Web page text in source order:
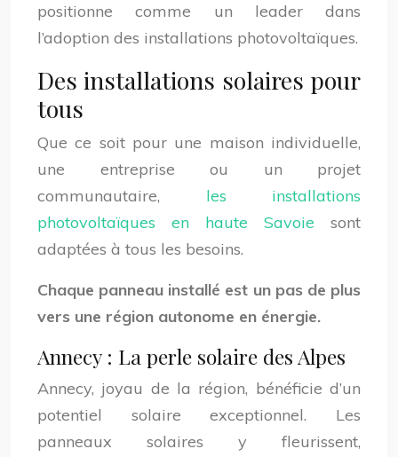
positionne comme un leader dans
l’adoption des installations photovoltaïques.
Des installations solaires pour
tous
Que ce soit pour une maison individuelle,
une entreprise ou un projet
communautaire, les installations
photovoltaïques en haute Savoie sont
adaptées à tous les besoins.
Chaque panneau installé est un pas de plus
vers une région autonome en énergie.
Annecy : La perle solaire des Alpes
Annecy, joyau de la région, bénéficie d’un
potentiel solaire exceptionnel. Les
panneaux solaires y fleurissent,